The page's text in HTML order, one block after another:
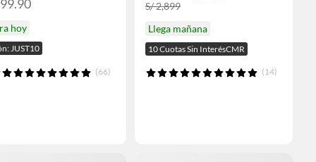
hoy
JUST10
(66)
S/ 2,899
Llega mañana
10 Cuotas Sin InterésCMR
(14)